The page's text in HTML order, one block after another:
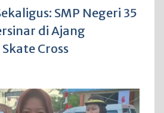
SMP Negeri 35
di Ajang
Cross